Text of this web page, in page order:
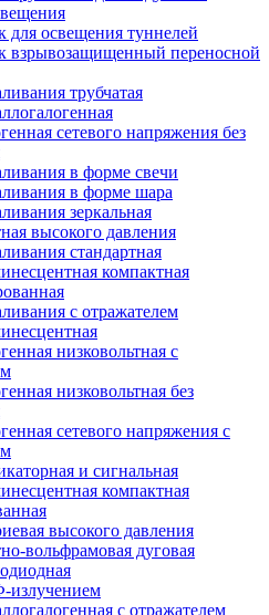
для освещения туннелей
взрывозащищенный переносной
трубчатая
сетевого напряжения без
в форме свечи
в форме шара
зеркальная
высокого давления
стандартная
компактная
с отражателем
низковольтная с
низковольтная без
сетевого напряжения с
и сигнальная
компактная
высокого давления
вольфрамовая дуговая
излучением
с отражателем